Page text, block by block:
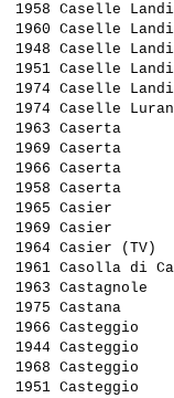
1958 Caselle
1960 Caselle
1948 Caselle
1951 Caselle
1974 Caselle
1974 Caselle
1963 Caserta
1969 Caserta
1966 Caserta
1958 Caserta
1965 Casier
1969 Casier
1964 Casier
1961 Casolla di
1963
1975 Castana
1966
1944
1968
1951